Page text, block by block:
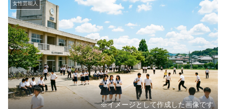
女性芸能人
※イメージとして作成した画像です